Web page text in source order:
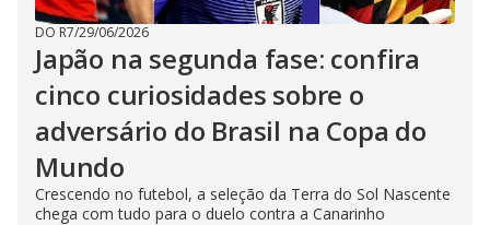
DO R7/29/06/2026
Japão na segunda fase: confira
cinco curiosidades sobre o
adversário do Brasil na Copa do
Mundo
Crescendo no futebol, a seleção da Terra do Sol Nascente
chega com tudo para o duelo contra a Canarinho